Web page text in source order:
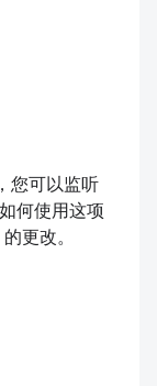
您可以监听
何使用这项
更改。